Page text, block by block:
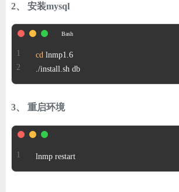
2、 安装mysql
cd
lnmp1.6
./install.sh db
3、 重启环境
lnmp restart